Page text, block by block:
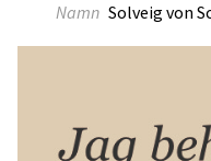
Namn Solveig von